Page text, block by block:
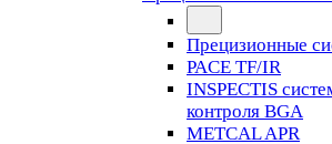
Прецизионные
PACE TF/IR
INSPECTIS
контроля BGA
METCAL APR